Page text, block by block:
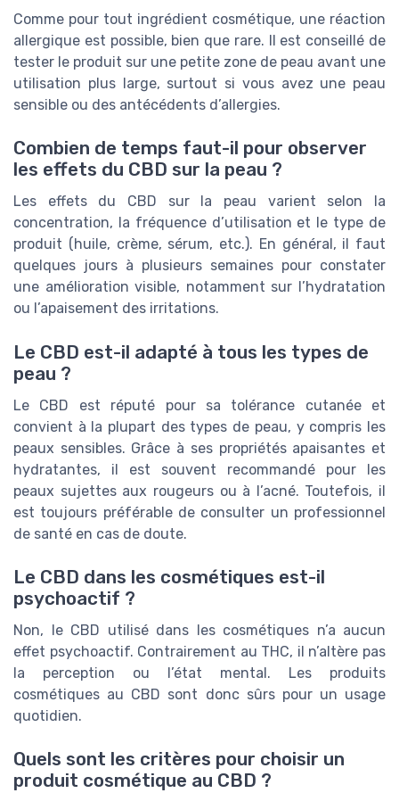
Comme pour tout ingrédient cosmétique, une réaction
allergique est possible, bien que rare. Il est conseillé de
tester le produit sur une petite zone de peau avant une
utilisation plus large, surtout si vous avez une peau
sensible ou des antécédents d’allergies.
Combien de temps faut-il pour observer
les effets du CBD sur la peau ?
Les effets du CBD sur la peau varient selon la
concentration, la fréquence d’utilisation et le type de
produit (huile, crème, sérum, etc.). En général, il faut
quelques jours à plusieurs semaines pour constater
une amélioration visible, notamment sur l’hydratation
ou l’apaisement des irritations.
Le CBD est-il adapté à tous les types de
peau ?
Le CBD est réputé pour sa tolérance cutanée et
convient à la plupart des types de peau, y compris les
peaux sensibles. Grâce à ses propriétés apaisantes et
hydratantes, il est souvent recommandé pour les
peaux sujettes aux rougeurs ou à l’acné. Toutefois, il
est toujours préférable de consulter un professionnel
de santé en cas de doute.
Le CBD dans les cosmétiques est-il
psychoactif ?
Non, le CBD utilisé dans les cosmétiques n’a aucun
effet psychoactif. Contrairement au THC, il n’altère pas
la perception ou l’état mental. Les produits
cosmétiques au CBD sont donc sûrs pour un usage
quotidien.
Quels sont les critères pour choisir un
produit cosmétique au CBD ?